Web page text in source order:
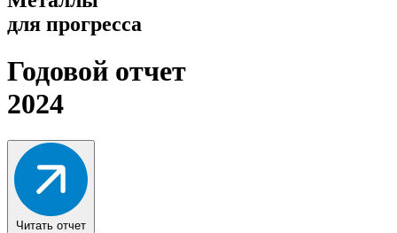
для прогресса
Годовой отчет
2024
Читать отчет